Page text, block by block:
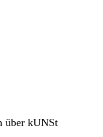
über kUNSt